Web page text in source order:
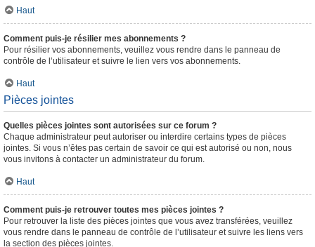
Haut
Comment puis-je résilier mes abonnements ?
Pour résilier vos abonnements, veuillez vous rendre dans le panneau de
contrôle de l’utilisateur et suivre le lien vers vos abonnements.
Haut
Pièces jointes
Quelles pièces jointes sont autorisées sur ce forum ?
Chaque administrateur peut autoriser ou interdire certains types de pièces
jointes. Si vous n’êtes pas certain de savoir ce qui est autorisé ou non, nous
vous invitons à contacter un administrateur du forum.
Haut
Comment puis-je retrouver toutes mes pièces jointes ?
Pour retrouver la liste des pièces jointes que vous avez transférées, veuillez
vous rendre dans le panneau de contrôle de l’utilisateur et suivre les liens vers
la section des pièces jointes.